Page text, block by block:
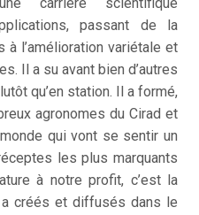
passant de la
à l’amélioration variétale et
Il a su avant bien d’autres
qu’en station. Il a formé,
agronomes du Cirad et
qui vont se sentir un
les plus marquants
à notre profit, c’est la
a créés et diffusés dans le